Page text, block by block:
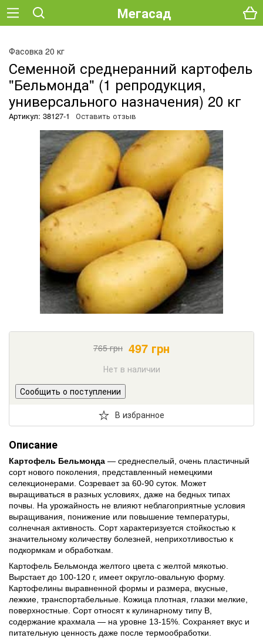
Мегасад
Фасовка 20 кг
Семенной среднеранний картофель
"Бельмонда" (1 репродукция,
универсального назначения) 20 кг
Артикул: 38127-1 Оставить отзыв
765грн 497 грн
Нет в наличии
Сообщить о поступлении
В избранное
Описание
Картофель Бельмонда — среднеспелый, очень пластичный
сорт нового поколения, представленный немецкими
селекционерами. Созревает за 60-90 суток. Может
выращиваться в разных условиях, даже на бедных типах
почвы. На урожайность не влияют неблагоприятные условия
выращивания, понижение или повышение температуры,
солнечная активность. Сорт характеризуется стойкостью к
значительному количеству болезней, неприхотливостью к
подкормкам и обработкам.
Картофель Бельмонда желтого цвета с желтой мякотью.
Вырстает до 100-120 г, имеет округло-овальную форму.
Картофелины выравненной формы и размера, вкусные,
лежкие, транспортабельные. Кожица плотная, глазки мелкие,
поверхностные. Сорт относят к кулинарному типу В,
содержание крахмала — на уровне 13-15%. Сохраняет вкус и
питательную ценность даже после термообработки.